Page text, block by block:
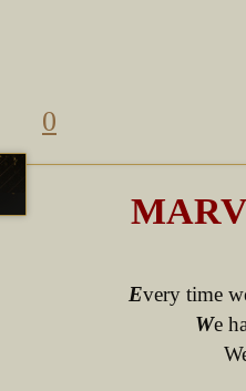
0
Every time
We